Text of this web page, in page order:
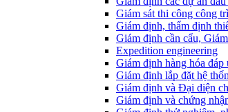
Giám sát thi công công
Giám định, thẩm định
Giám định cần cẩu,
Expedition engineering
Giám định hàng hóa
Giám định lắp đặt hệ
Giám định và Đại diện
Giám định và chứng